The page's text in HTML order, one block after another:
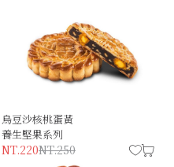
烏豆沙核桃蛋黃
養生堅果系列
NT.220NT.250